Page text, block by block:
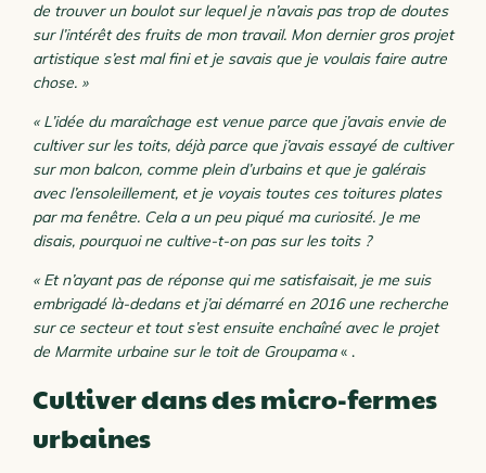
de trouver un boulot sur lequel je n’avais pas trop de doutes
sur l’intérêt des fruits de mon travail. Mon dernier gros projet
artistique s’est mal fini et je savais que je voulais faire autre
chose. »
« L’idée du maraîchage est venue parce que j’avais envie de
cultiver sur les toits, déjà parce que j’avais essayé de cultiver
sur mon balcon, comme plein d’urbains et que je galérais
avec l’ensoleillement, et je voyais toutes ces toitures plates
par ma fenêtre. Cela a un peu piqué ma curiosité. Je me
disais, pourquoi ne cultive-t-on pas sur les toits ?
« Et n’ayant pas de réponse qui me satisfaisait, je me suis
embrigadé là-dedans et j’ai démarré en 2016 une recherche
sur ce secteur et tout s’est ensuite enchaîné avec le projet
de Marmite urbaine sur le toit de Groupama« .
Cultiver dans des micro-fermes
urbaines